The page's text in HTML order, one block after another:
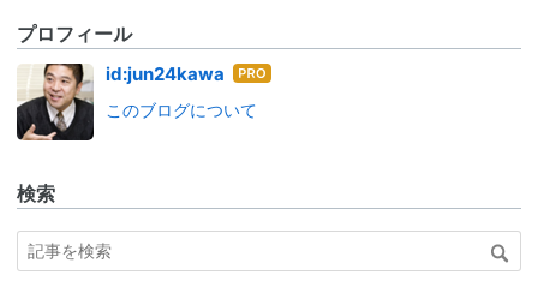
プロフィール
id:jun24kawa はて
ログ
このブログについて
検索